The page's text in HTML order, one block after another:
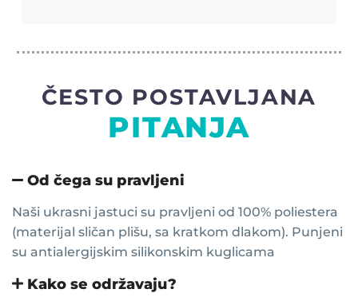
ČESTO POSTAVLJANA
PITANJA
Od čega su pravljeni
Naši ukrasni jastuci su pravljeni od 100% poliestera
(materijal sličan plišu, sa kratkom dlakom). Punjeni
su antialergijskim silikonskim kuglicama
Kako se održavaju?